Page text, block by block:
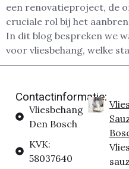
een renovatieproject, de
cruciale rol bij het
In dit blog bespreken we
voor vliesbehang, welke
Contactinformatie:
Vliesbehang
Den Bosch
KVK:
58037640